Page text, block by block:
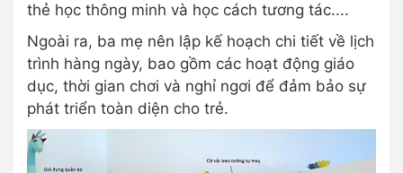
thẻ học thông minh và học cách tương tác....
Ngoài ra, ba mẹ nên lập kế hoạch chi tiết về lịch
trình hàng ngày, bao gồm các hoạt động giáo
dục, thời gian chơi và nghỉ ngơi để đảm bảo sự
phát triển toàn diện cho trẻ.